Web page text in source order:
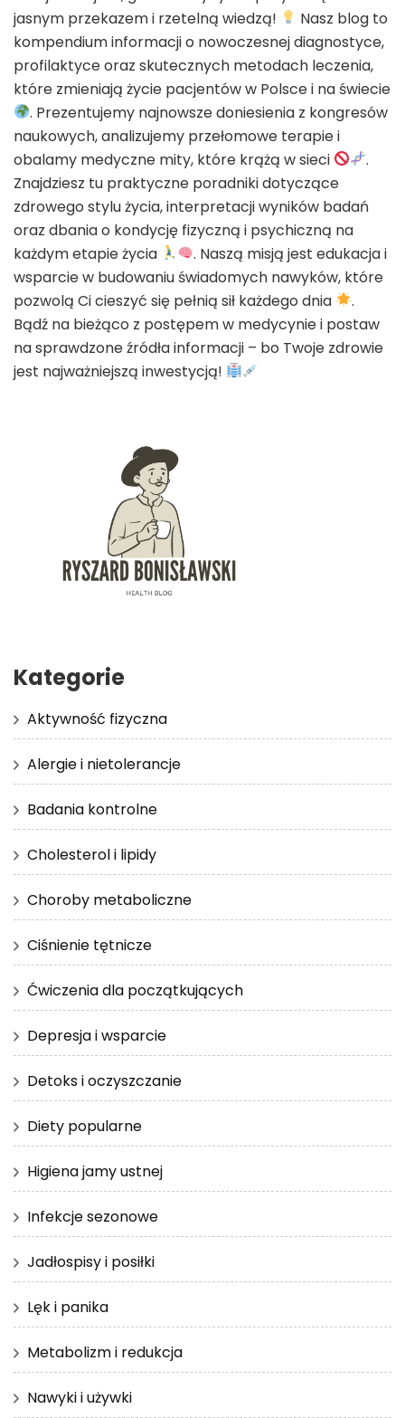
jasnym przekazem i rzetelną wiedzą!
Nasz blog to
kompendium informacji o nowoczesnej diagnostyce,
profilaktyce oraz skutecznych metodach leczenia,
które zmieniają życie pacjentów w Polsce i na świecie
. Prezentujemy najnowsze doniesienia z kongresów
naukowych, analizujemy przełomowe terapie i
obalamy medyczne mity, które krążą w sieci
.
Znajdziesz tu praktyczne poradniki dotyczące
zdrowego stylu życia, interpretacji wyników badań
oraz dbania o kondycję fizyczną i psychiczną na
każdym etapie życia
. Naszą misją jest edukacja i
wsparcie w budowaniu świadomych nawyków, które
pozwolą Ci cieszyć się pełnią sił każdego dnia
.
Bądź na bieżąco z postępem w medycynie i postaw
na sprawdzone źródła informacji – bo Twoje zdrowie
jest najważniejszą inwestycją!
Kategorie
Aktywność fizyczna
Alergie i nietolerancje
Badania kontrolne
Cholesterol i lipidy
Choroby metaboliczne
Ciśnienie tętnicze
Ćwiczenia dla początkujących
Depresja i wsparcie
Detoks i oczyszczanie
Diety popularne
Higiena jamy ustnej
Infekcje sezonowe
Jadłospisy i posiłki
Lęk i panika
Metabolizm i redukcja
Nawyki i używki